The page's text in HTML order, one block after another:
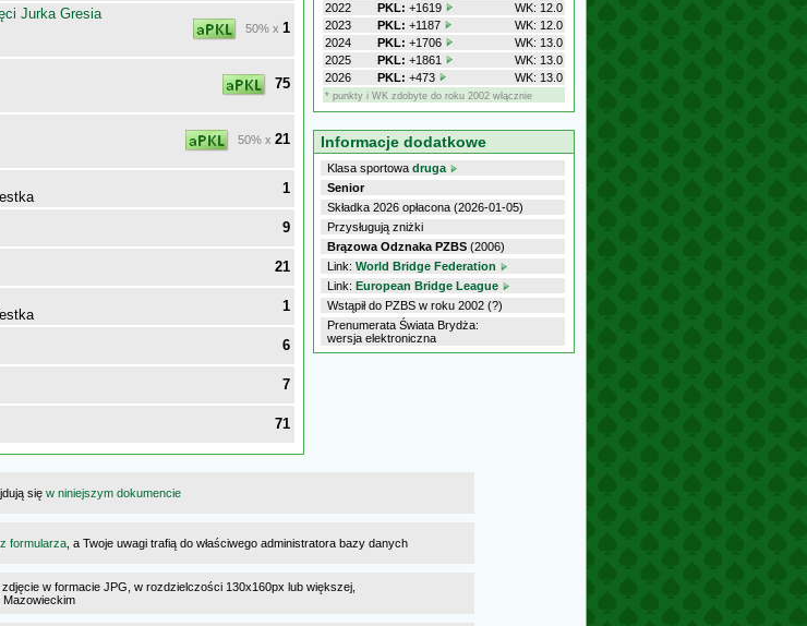
Jurka Gresia
50% x 1
75
50% x 21
1
9
21
1
6
7
71
2022
PKL: +1619
WK: 12.0
2023
PKL: +1187
WK: 12.0
2024
PKL: +1706
WK: 13.0
2025
PKL: +1861
WK: 13.0
2026
PKL: +473 WK: 13.0
* punkty i WK zdobyte do roku 2002 włącznie
Informacje dodatkowe
Klasa sportowa druga
Senior
Składka 2026 opłacona (2026-01-05)
Przysługują zniżki
Brązowa Odznaka PZBS (2006)
Link: World Bridge Federation
Link: European Bridge League
Wstąpił do PZBS w roku 2002 (?)
Prenumerata Świata Brydża:
wersja elektroniczna
się w niniejszym dokumencie
formularza , a Twoje uwagi trafią do właściwego administratora bazy danych
w formacie JPG, w rozdzielczości 130x160px lub większej,
Mazowieckim